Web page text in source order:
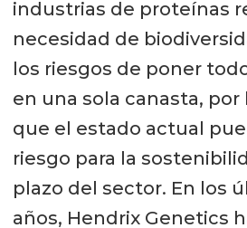
industrias de proteínas
necesidad de
los riesgos de poner
en una sola canasta,
que el estado actual
riesgo para la
plazo del sector. En los
años, Hendrix Genetics